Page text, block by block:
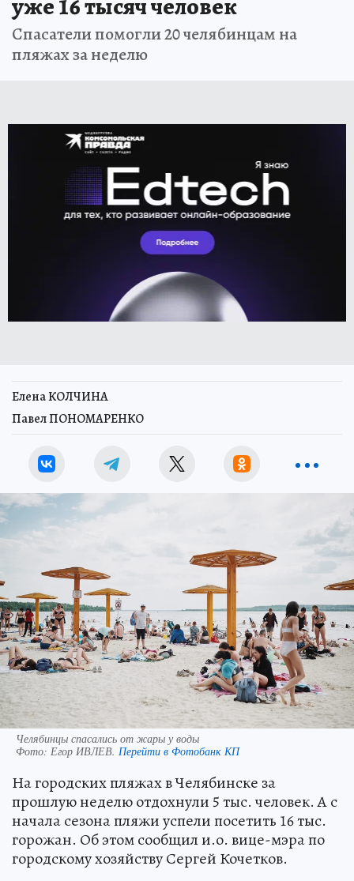
Спасатели помогли 20 челябинцам на
пляжах за неделю
Елена КОЛЧИНА
Павел ПОНОМАРЕНКО
Челябинцы спасались от жары у воды
Фото: Егор ИВЛЕВ. Перейти в Фотобанк КП
На городских пляжах в Челябинске за
прошлую неделю отдохнули 5 тыс. человек. А с
начала сезона пляжи успели посетить 16 тыс.
горожан. Об этом сообщил и.о. вице-мэра по
городскому хозяйству Сергей Кочетков.